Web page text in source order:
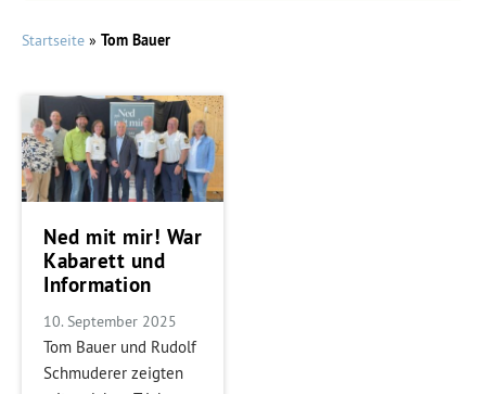
Startseite » Tom Bauer
Ned mit mir! War
Kabarett und
Information
10. September 2025
Tom Bauer und Rudolf
Schmuderer zeigten